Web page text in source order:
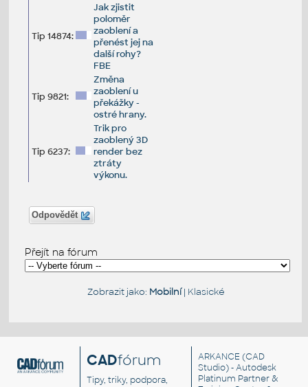
Tip 14874:
Jak zjistit
poloměr
zaoblení a
přenést jej na
další rohy?
FBE
Tip 9821:
Změna
zaoblení u
překážky -
ostré hrany.
Tip 6237:
Trik pro
zaoblený 3D
render bez
ztráty
výkonu.
Odpovědět
Přejít na fórum
Zobrazit jako: Mobilní| Klasické
CADfórum
Tipy, triky, podpora,
ARKANCE (CAD
Studio) - Autodesk
Platinum Partner &